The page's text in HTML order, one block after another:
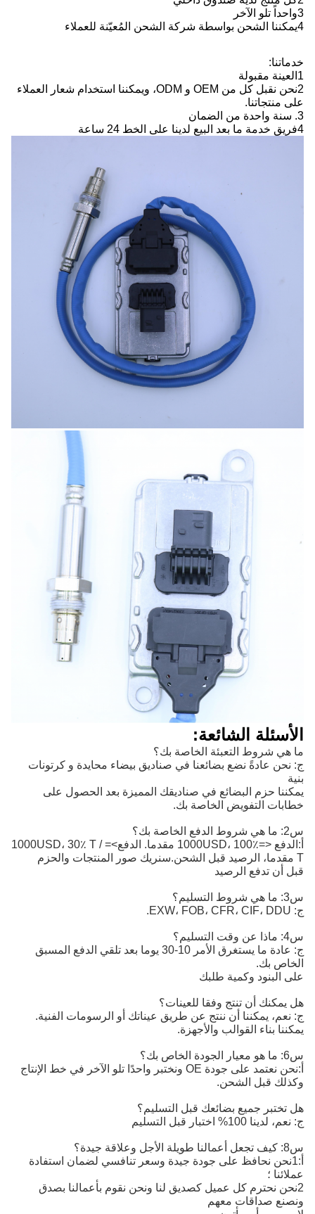
3واحداً تلو الآخر
4يمكننا الشحن بواسطة شركة الشحن المُعيّنة للعملاء
خدماتنا:
1العينة مقبولة
2نحن نقبل كل من OEM و ODM، ويمكننا استخدام شعار العملاء
على منتجاتنا.
3. سنة واحدة من الضمان
4فريق خدمة ما بعد البيع لدينا على الخط 24 ساعة
الأسئلة الشائعة:
ما هي شروط التعبئة الخاصة بك؟
ج: نحن عادةً نضع بضائعنا في صناديق بيضاء محايدة و كرتونات
بنية
يمكننا حزم البضائع في صناديقك المميزة بعد الحصول على
خطابات التفويض الخاصة بك.
س2: ما هي شروط الدفع الخاصة بك؟
أ:
الدفع <=1000USD، 100٪ مقدما. الدفع>=1000USD، 30٪ T /
T مقدما، الرصيد قبل الشحن.
سنريك صور المنتجات والحزم
قبل أن تدفع الرصيد
س3: ما هي شروط التسليم؟
ج: EXW، FOB، CFR، CIF، DDU.
س4: ماذا عن وقت التسليم؟
ج: عادة ما يستغرق الأمر 10-30 يوما بعد تلقي الدفع المسبق
الخاص بك.
على البنود وكمية طلبك
هل يمكنك أن تنتج وفقا للعينات؟
ج: نعم، يمكننا أن ننتج عن طريق عيناتك أو الرسومات الفنية.
يمكننا بناء القوالب والأجهزة.
س6: ما هو معيار الجودة الخاص بك؟
أ:
وكذلك قبل الشحن.
هل تختبر جميع بضائعك قبل التسليم؟
ج: نعم، لدينا 100% اختبار قبل التسليم
س8: كيف تجعل أعمالنا طويلة الأجل وعلاقة جيدة؟
أ:1نحن نحافظ على جودة جيدة وسعر تنافسي لضمان استفادة
عملائنا ؛
2نحن نحترم كل عميل كصديق لنا ونحن نقوم بأعمالنا بصدق
ونصنع صداقات معهم